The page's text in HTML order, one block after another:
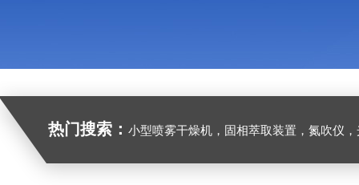
热门搜索： 小型喷雾干燥机，固相萃取装置，氮吹仪，光化学反应仪，低温恒温槽，超声波细胞